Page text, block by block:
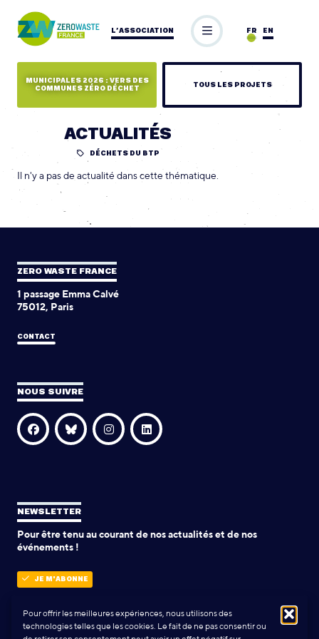
Pour offrir les meilleures expériences, nous utilisons des
technologies telles que les cookies. Le fait de ne pas consentir ou
L’ASSOCIATION EN
FR
MUNICIPALES 2026 : VERS DES
COMMUNES ZÉRO DÉCHET
TOUS LES PROJETS
ACTUALITÉS
DÉCHETS DU BTP
Il n'y a pas de actualité dans cette thématique.
ZERO WASTE FRANCE
1 passage Emma Calvé
75012, Paris
CONTACT
NOUS SUIVRE
NEWSLETTER
Pour être tenu au courant de nos actualités et de nos
événements !
JE M'ABONNE
POLITIQUE DE CONFIDENTIALITÉ